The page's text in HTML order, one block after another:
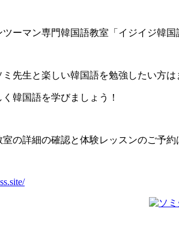
ーマン専門韓国語教室「イジイジ韓
先生と楽しい韓国語を勉強したい方
韓国語を学びましょう！
の詳細の確認と体験レッスンのご予約